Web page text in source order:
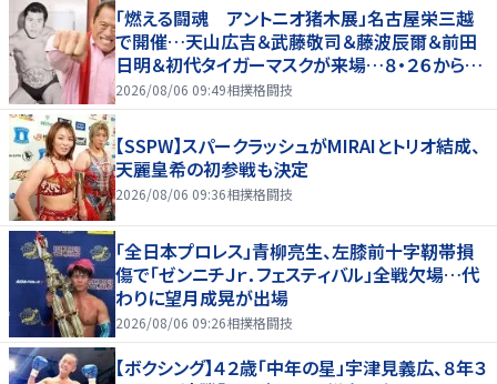
「燃える闘魂 アントニオ猪木展」名古屋栄三越
で開催…天山広吉＆武藤敬司＆藤波辰爾＆前田
日明＆初代タイガーマスクが来場…８・２６から９・
７まで
2026/08/06 09:49相撲格闘技
【SSPW】スパークラッシュがMIRAIとトリオ結成、
天麗皇希の初参戦も決定
2026/08/06 09:36相撲格闘技
「全日本プロレス」青柳亮生、左膝前十字靭帯損
傷で「ゼンニチＪｒ．フェスティバル」全戦欠場…代
わりに望月成晃が出場
2026/08/06 09:26相撲格闘技
【ボクシング】４２歳「中年の星」宇津見義広、８年３